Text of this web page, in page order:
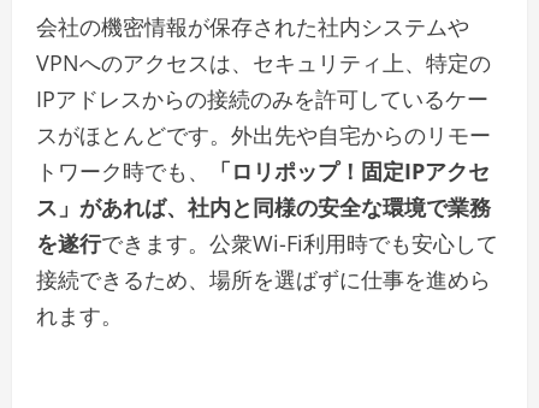
会社の機密情報が保存された社内システムや
VPNへのアクセスは、セキュリティ上、特定の
IPアドレスからの接続のみを許可しているケー
スがほとんどです。外出先や自宅からのリモー
トワーク時でも、
「ロリポップ！固定IPアクセ
ス」があれば、社内と同様の安全な環境で業務
を遂行できます。公衆Wi-Fi利用時でも安心して
接続できるため、場所を選ばずに仕事を進めら
れます。